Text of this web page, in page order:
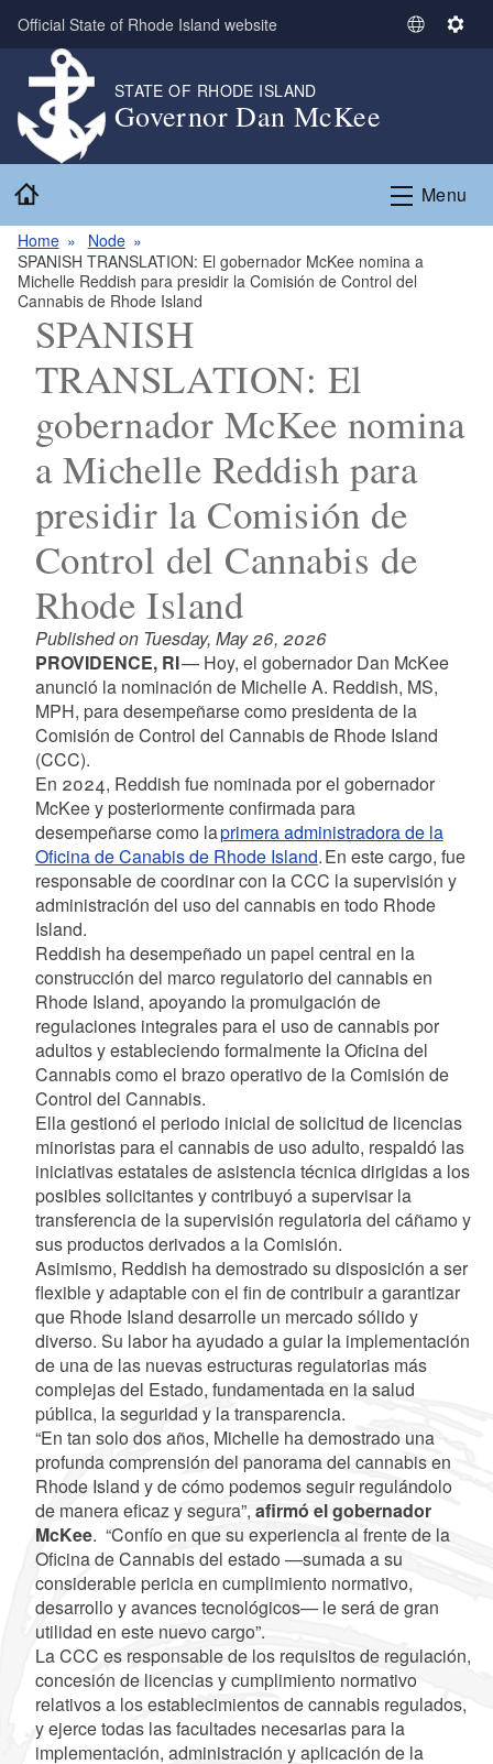
Skip to main content
Official State of Rhode Island website
S
t
L
g
u
S
n
g
STATE OF RHODE ISLAND
Governor Dan McKee
Menu
Home
Node
SPANISH TRANSLATION: El gobernador McKee nomina a
Michelle Reddish para presidir la Comisión de Control del
Cannabis de Rhode Island
SPANISH
TRANSLATION: El
gobernador McKee nomina
a Michelle Reddish para
presidir la Comisión de
Control del Cannabis de
Rhode Island
Published on Tuesday, May 26, 2026
PROVIDENCE, RI— Hoy, el gobernador Dan McKee
anunció la nominación de Michelle A. Reddish, MS,
MPH, para desempeñarse como presidenta de la
Comisión de Control del Cannabis de Rhode Island
(CCC).
En 2024, Reddish fue nominada por el gobernador
McKee y posteriormente confirmada para
desempeñarse como laprimera administradora de la
Oficina de Canabis de Rhode Island. En este cargo, fue
responsable de coordinar con la CCC la supervisión y
administración del uso del cannabis en todo Rhode
Island.
Reddish ha desempeñado un papel central en la
construcción del marco regulatorio del cannabis en
Rhode Island, apoyando la promulgación de
regulaciones integrales para el uso de cannabis por
adultos y estableciendo formalmente la Oficina del
Cannabis como el brazo operativo de la Comisión de
Control del Cannabis.
Ella gestionó el periodo inicial de solicitud de licencias
minoristas para el cannabis de uso adulto, respaldó las
iniciativas estatales de asistencia técnica dirigidas a los
posibles solicitantes y contribuyó a supervisar la
transferencia de la supervisión regulatoria del cáñamo y
sus productos derivados a la Comisión.
Asimismo, Reddish ha demostrado su disposición a ser
flexible y adaptable con el fin de contribuir a garantizar
que Rhode Island desarrolle un mercado sólido y
diverso. Su labor ha ayudado a guiar la implementación
de una de las nuevas estructuras regulatorias más
complejas del Estado, fundamentada en la salud
pública, la seguridad y la transparencia.
“En tan solo dos años, Michelle ha demostrado una
profunda comprensión del panorama del cannabis en
Rhode Island y de cómo podemos seguir regulándolo
de manera eficaz y segura”, afirmó el gobernador
McKee. “Confío en que su experiencia al frente de la
Oficina de Cannabis del estado —sumada a su
considerable pericia en cumplimiento normativo,
desarrollo y avances tecnológicos— le será de gran
utilidad en este nuevo cargo”.
La CCC es responsable de los requisitos de regulación,
concesión de licencias y cumplimiento normativo
relativos a los establecimientos de cannabis regulados,
y ejerce todas las facultades necesarias para la
implementación, administración y aplicación de la